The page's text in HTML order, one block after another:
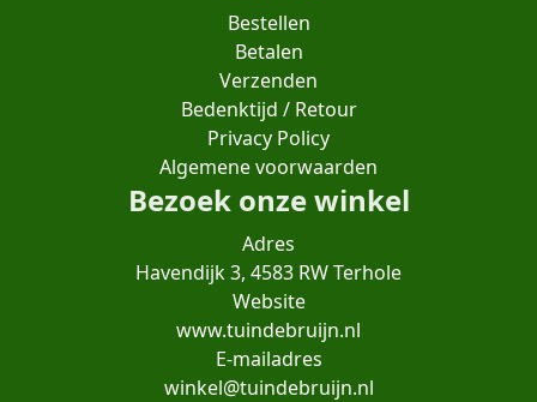
Bestellen
Betalen
Verzenden
Bedenktijd / Retour
Privacy Policy
Algemene voorwaarden
Bezoek onze winkel
Adres
Havendijk 3, 4583 RW Terhole
Website
www.tuindebruijn.nl
E-mailadres
winkel@tuindebruijn.nl